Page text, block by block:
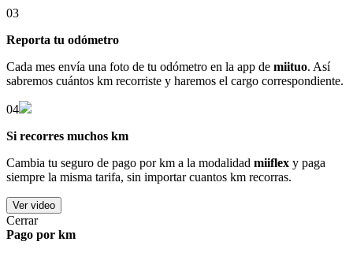
03
Reporta tu odómetro
Cada mes envía una foto de tu odómetro en la app de miituo. Así
sabremos cuántos km recorriste y haremos el cargo correspondiente.
04
Si recorres muchos km
Cambia tu seguro de pago por km a la modalidad miiflex y paga
siempre la misma tarifa, sin importar cuantos km recorras.
Ver video
Cerrar
Pago por km